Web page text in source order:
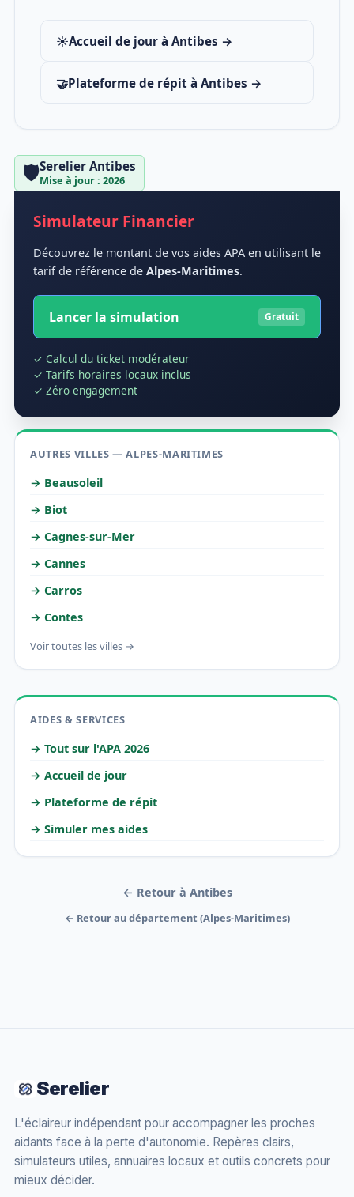
☀️Accueil de jour à Antibes →
🤝Plateforme de répit à Antibes →
🛡️Serelier Antibes
Mise à jour : 2026
Simulateur Financier
Découvrez le montant de vos aides APA en utilisant le
tarif de référence de Alpes-Maritimes.
Lancer la simulation Gratuit
✓ Calcul du ticket modérateur
✓ Tarifs horaires locaux inclus
✓ Zéro engagement
AUTRES VILLES — ALPES-MARITIMES
→ Beausoleil
→ Biot
→ Cagnes-sur-Mer
→ Cannes
→ Carros
→ Contes
Voir toutes les villes →
AIDES & SERVICES
→ Tout sur l'APA 2026
→ Accueil de jour
→ Plateforme de répit
→ Simuler mes aides
← Retour à Antibes
← Retour au département (Alpes-Maritimes)
Serelier
L'éclaireur indépendant pour accompagner les proches
aidants face à la perte d'autonomie. Repères clairs,
simulateurs utiles, annuaires locaux et outils concrets pour
mieux décider.